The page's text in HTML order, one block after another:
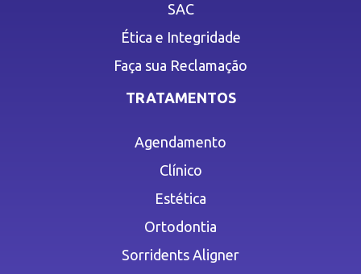
SAC
Ética e Integridade
Faça sua Reclamação
TRATAMENTOS
Agendamento
Clínico
Estética
Ortodontia
Sorridents Aligner